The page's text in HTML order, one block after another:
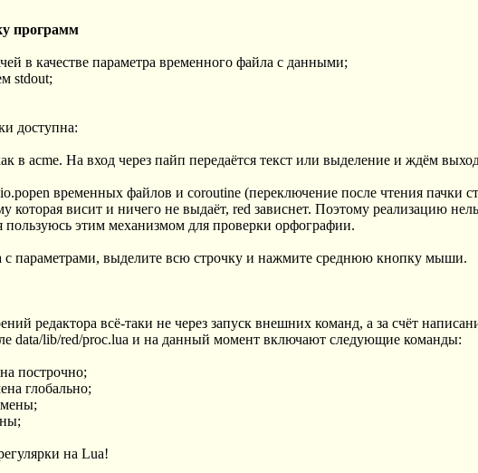
программ
в качестве параметра временного файла с данными;
stdout;
доступна:
в acme. На вход через пайп передаётся текст или выделение и ждём
io.popen временных файлов и coroutine (переключение после чтения пачки
которая висит и ничего не выдаёт, red зависнет. Поэтому реализацию
пользуюсь этим механизмом для проверки орфографии.
с параметрами, выделите всю строчку и нажмите среднюю кнопку мыши.
редактора всё-таки не через запуск внешних команд, а за счёт
data/lib/red/proc.lua и на данный момент включают следующие команды:
построчно;
глобально;
на Lua!